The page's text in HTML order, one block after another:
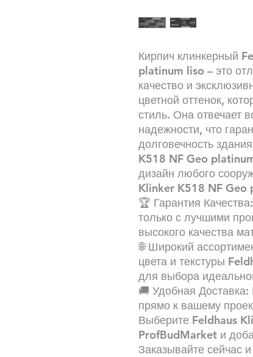
Кирпич клинкерный
platinum liso – это
качество и
цветной оттенок,
стиль. Она отвечает
надежности, что
долговечность
K518 NF Geo
дизайн любого
Klinker K518 NF Geo
🏆 Гарантия
только с лучшими
высокого качества
🌐 Широкий
цвета и текстуры
для выбора
🚚 Удобная
прямо к вашему
Выберите Feldhaus
ProfBudMarket и
Заказывайте сейчас